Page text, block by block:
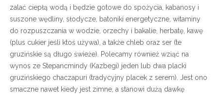
zalać ciepłą wodą i będzie gotowe do spożycia, kabanosy i
suszone wędliny, słodycze, batoniki energetyczne, witaminy
do rozpuszczania w wodzie, orzechy i bakalie, herbatę, kawę
(plus cukier jeśli ktoś używa), a także chleb oraz ser (te
gruzińskie są długo świeże). Polecamy również wziąć na
wynos ze Stepancmindy (Kazbegi) jeden lub dwa placki
gruzińskiego chaczapuri (tradycyjny placek z serem). Jest ono
smaczne nawet kiedy jest zimne, a stanowi dużą dawkę